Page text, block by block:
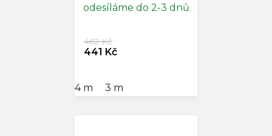
odesíláme do 2-3 dnů
441 Kč
462 Kč
4 m 3 m